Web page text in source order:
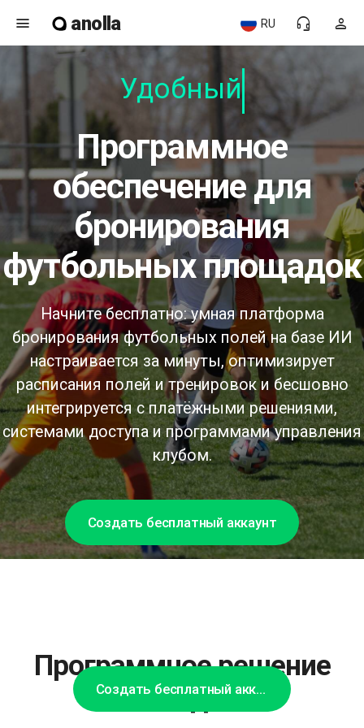
menu anolla person
headset_mic
RU
Удобный
программное
обеспечение для
бронирования
футбольных площадок
Начните бесплатно: умная платформа
бронирования футбольных полей на базе ИИ
настраивается за минуты, оптимизирует
расписания полей и тренировок и бесшовно
интегрируется с платёжными решениями,
системами доступа и программами управления
клубом.
Создать бесплатный аккаунт
Создать бесплатный аккаунт
Программное решение
«всё в одном»